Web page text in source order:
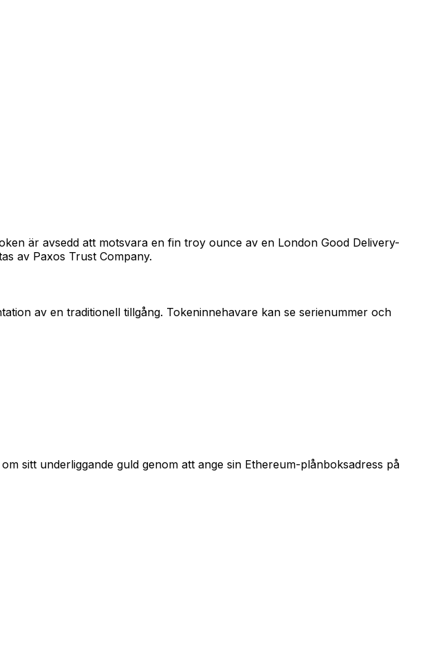
är avsedd att motsvara en fin troy ounce av en London Good Delivery-
av Paxos Trust Company.
av en traditionell tillgång. Tokeninnehavare kan se serienummer och
sitt underliggande guld genom att ange sin Ethereum-plånboksadress på